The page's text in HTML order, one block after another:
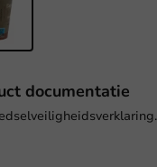
documentatie